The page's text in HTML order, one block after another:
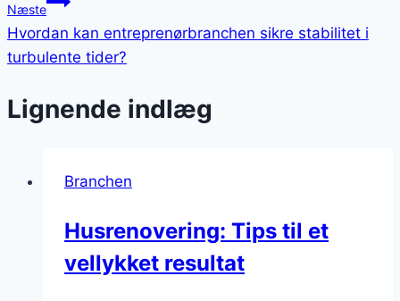
Næste
Hvordan kan entreprenørbranchen sikre stabilitet i
turbulente tider?
Lignende indlæg
Branchen
Husrenovering: Tips til et
vellykket resultat